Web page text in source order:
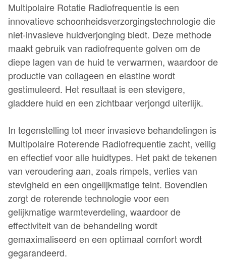
Multipolaire Rotatie Radiofrequentie is een
innovatieve schoonheidsverzorgingstechnologie die
niet-invasieve huidverjonging biedt. Deze methode
maakt gebruik van radiofrequente golven om de
diepe lagen van de huid te verwarmen, waardoor de
productie van collageen en elastine wordt
gestimuleerd. Het resultaat is een stevigere,
gladdere huid en een zichtbaar verjongd uiterlijk.
In tegenstelling tot meer invasieve behandelingen is
Multipolaire Roterende Radiofrequentie zacht, veilig
en effectief voor alle huidtypes. Het pakt de tekenen
van veroudering aan, zoals rimpels, verlies van
stevigheid en een ongelijkmatige teint. Bovendien
zorgt de roterende technologie voor een
gelijkmatige warmteverdeling, waardoor de
effectiviteit van de behandeling wordt
gemaximaliseerd en een optimaal comfort wordt
gegarandeerd.